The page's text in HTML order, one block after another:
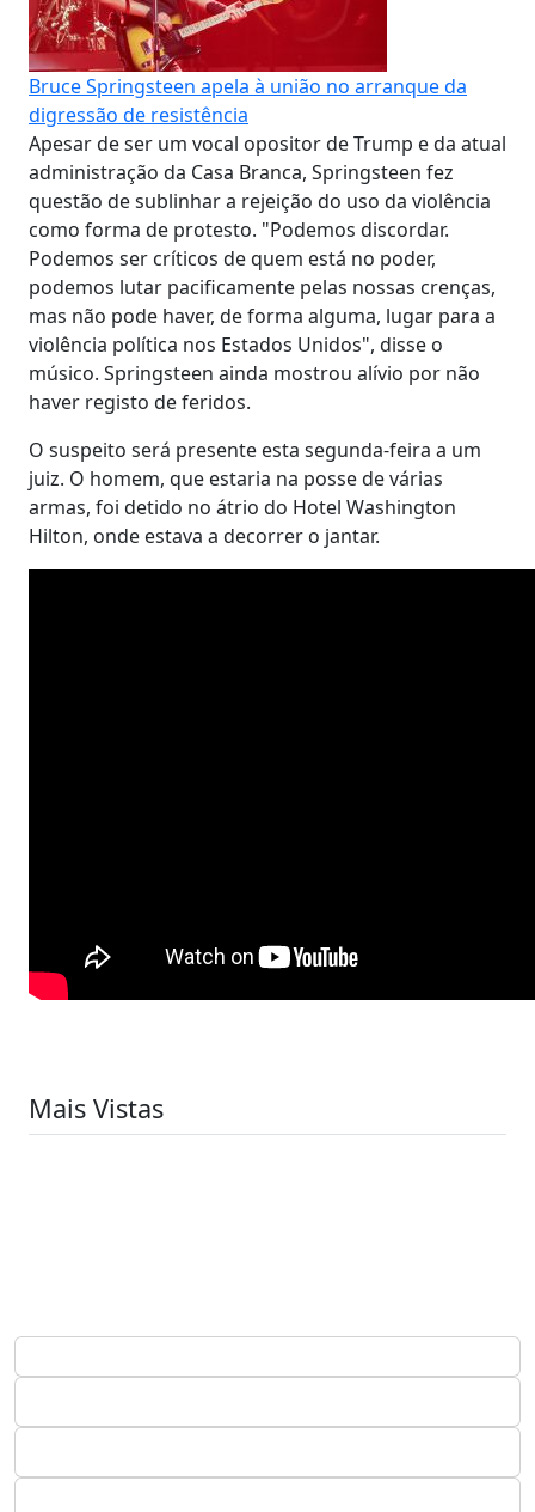
Bruce Springsteen apela à união no arranque da
digressão de resistência
Apesar de ser um vocal opositor de Trump e da atual
administração da Casa Branca, Springsteen fez
questão de sublinhar a rejeição do uso da violência
como forma de protesto. "Podemos discordar.
Podemos ser críticos de quem está no poder,
podemos lutar pacificamente pelas nossas crenças,
mas não pode haver, de forma alguma, lugar para a
violência política nos Estados Unidos", disse o
músico. Springsteen ainda mostrou alívio por não
haver registo de feridos.
O suspeito será presente esta segunda-feira a um
juiz. O homem, que estaria na posse de várias
armas, foi detido no átrio do Hotel Washington
Hilton, onde estava a decorrer o jantar.
Mais Vistas